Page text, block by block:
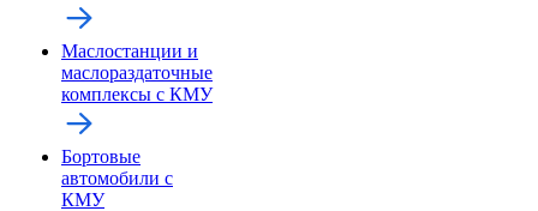
Маслостанции и
маслораздаточные
комплексы с КМУ
Бортовые
автомобили с
КМУ